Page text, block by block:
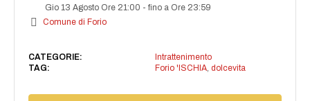
Gio 13 Agosto Ore 21:00 -fino a Ore 23:59
Comune di Forio
CATEGORIE:
Intrattenimento
TAG:
Forio 'ISCHIA, dolcevita